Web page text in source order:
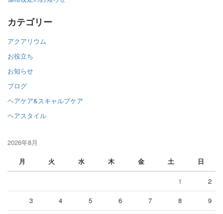
カテゴリー
アクアリウム
お役立ち
お知らせ
ブログ
ヘアケア&スキャルプケア
ヘアスタイル
2026年8月
月
火 水 木 金 土 日
1 2
3 4 5 6 7 8 9